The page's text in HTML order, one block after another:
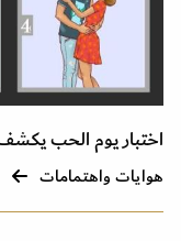
اختبار يوم الحب
هوايات واهتمامات